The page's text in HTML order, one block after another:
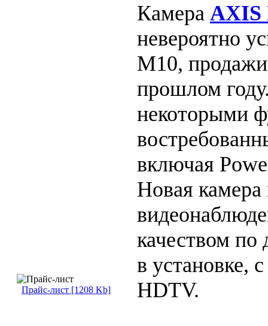
Прайс-лист [1208 Kb]
Камера AXIS
невероятно
M10,
прошлом
некоторыми
включая
Новая камера
качеством по
в установке,
HDTV.